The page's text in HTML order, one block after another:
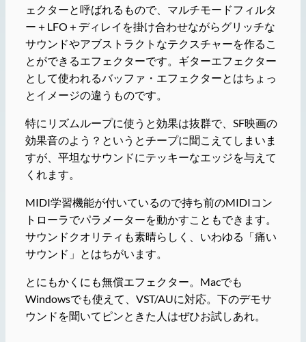
ェクターと呼ばれるもので、マルチモードフィルタ
ー＋LFO＋ディレイを掛け合わせながらグリッチな
サウンドやアブストラクトなテクスチャーを作るこ
とができるエフェクターです。ギターエフェクター
として使われるバッファ・エフェクターとはちょっ
とイメージの違うものです。
特にリズムループに使うと効果は抜群で、SF映画の
効果音のよう？というとチープに聞こえてしまいま
すが、平坦なサウンドにテッキーなエッジを与えて
くれます。
MIDI学習機能が付いているので持ち前のMIDIコン
トローラでパラメーターを動かすこともできます。
サウンドクオリティも素晴らしく、いわゆる「痛い
サウンド」とはちがいます。
とにもかくにも無償エフェクター。Macでも
Windowsでも使えて、VST/AUに対応。下のデモサ
ウンドを聞いてピンときた人はぜひお試しあれ。